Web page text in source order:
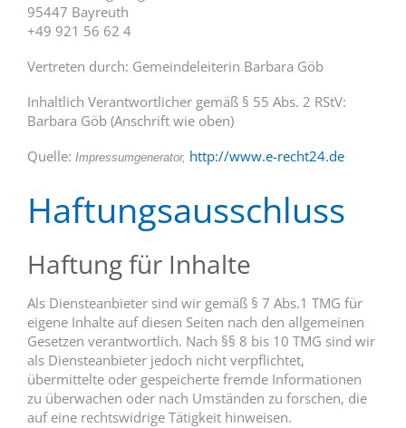
95447 Bayreuth
+49 921 56 62 4
Vertreten durch: Gemeindeleiterin Barbara Göb
Inhaltlich Verantwortlicher gemäß § 55 Abs. 2 RStV:
Barbara Göb (Anschrift wie oben)
Quelle: Impressumgenerator, http://www.e-recht24.de
Haftungsausschluss
Haftung für Inhalte
Als Diensteanbieter sind wir gemäß § 7 Abs.1 TMG für
eigene Inhalte auf diesen Seiten nach den allgemeinen
Gesetzen verantwortlich. Nach §§ 8 bis 10 TMG sind wir
als Diensteanbieter jedoch nicht verpflichtet,
übermittelte oder gespeicherte fremde Informationen
zu überwachen oder nach Umständen zu forschen, die
auf eine rechtswidrige Tätigkeit hinweisen.